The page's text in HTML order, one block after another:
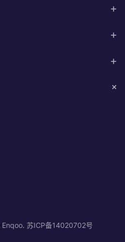
Enqoo. 苏ICP备14020702号